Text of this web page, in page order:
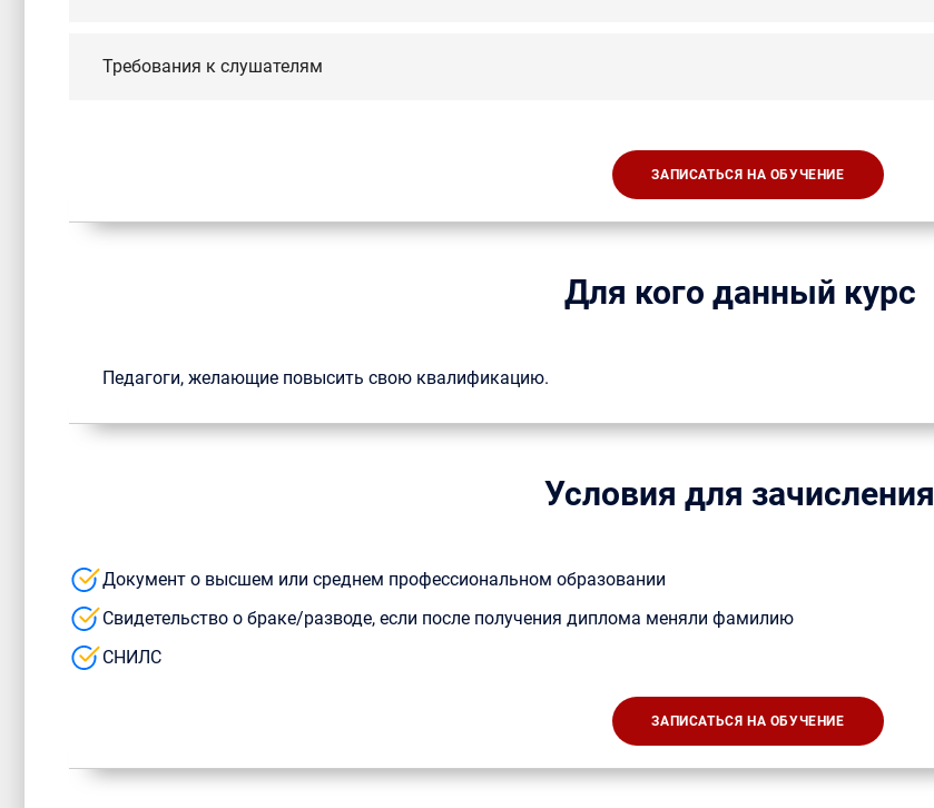
Требования к слушателям
ЗАПИСАТЬСЯ НА ОБУЧЕНИЕ
Для кого данный курс
Педагоги, желающие повысить свою квалификацию.
Условия для зачисления
Документ о высшем или среднем профессиональном образовании
Свидетельство о браке/разводе, если после получения диплома меняли фамилию
СНИЛС
ЗАПИСАТЬСЯ НА ОБУЧЕНИЕ